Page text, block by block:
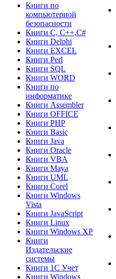
Книги по
компьютерной
безопасности
Книги C, C++,С#
Книги Delphi
Книги EXCEL
Книги Perl
Книги SQL
Книги WORD
Книги по
информатике
Книги Assembler
Книги OFFICE
Книги PHP
Книги Basic
Книги Java
Книги Oracle
Книги VBA
Книги Maya
Книги UML
Книги Corel
Книги Windows
Vista
Книги JavaScript
Книги Linux
Книги Windows XP
Книги
Издательские
системы
Книги 1C Учет
Книги Windows